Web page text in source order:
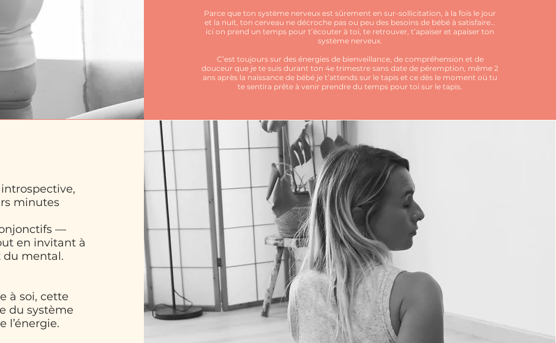
Parce que ton système nerveux est sûrement en sur-sollicitation, à la fois le jour
et la nuit, ton cerveau ne décroche pas ou peu des besoins de bébé à satisfaire…
ici on prend un temps pour t’écouter à toi, te retrouver, t’apaiser et apaiser ton
système nerveux.
C’est toujours sur des énergies de bienveillance, de compréhension et de
douceur que je te suis durant ton 4e trimestre sans date de péremption, même 2
ans après la naissance de bébé je t’attends sur le tapis et ce dès le moment où tu
te sentira prête à venir prendre du temps pour toi sur le tapis.
minutes
—
en invitant à
du mental.
à soi, cette
du système
l’énergie.